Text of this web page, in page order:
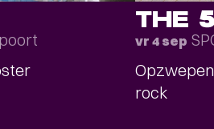
THE
vr 4 sep
rock